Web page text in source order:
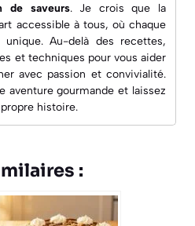
de saveurs. Je crois que la
accessible à tous, où chaque
Au-delà des recettes,
et techniques pour vous aider
avec passion et convivialité.
aventure gourmande et laissez
histoire.
: